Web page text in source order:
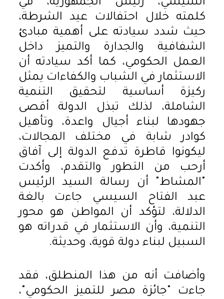
السيسي، رئيس الجمهورية، في
كلمته خلال احتفالات عيد الشرطة،
حيث شدد سيادته على أهمية مبادئ
الشفافية والجدارة والتميز داخل
العمل الحكومي، كما أكد سيادته أن
الاستثمار في الشباب والكفاءات يمثل
ركيزة أساسية لتحقيق التنمية
الشاملة، لذلك تبذل الدولة أقصى
جهودها لبناء أجيال واعدة، وتأهيل
كوادر شابة في مختلف المجالات،
ليكونوا قاطرة تدفع الدولة إلى آفاق
أرحب من التطور والتقدم، وأكدت
"المشاط" أن رسالة السيد الرئيس
عبد الفتاح السيسي جاءت بالغة
الدلالة، لتؤكد أن المواطن هو محور
التنمية، وأن الاستثمار في قدراته هو
السبيل لبناء دولة قوية، وحديثة.
وأضافت أنه من هذا المنطلق، فقد
جاءت "جائزة مصر للتميز الحكومي"،